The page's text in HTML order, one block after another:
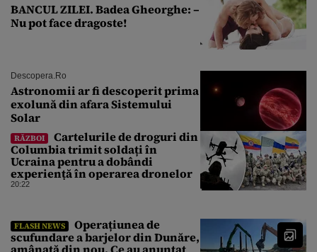
BANCUL ZILEI. Badea Gheorghe: –
Nu pot face dragoste!
Descopera.ro
Astronomii ar fi descoperit prima
exolună din afara Sistemului
Solar
RĂZBOI
Cartelurile de droguri din
Columbia trimit soldați în
Ucraina pentru a dobândi
experiență în operarea dronelor
20:22
FLASH NEWS
Operațiunea de
scufundare a barjelor din Dunăre,